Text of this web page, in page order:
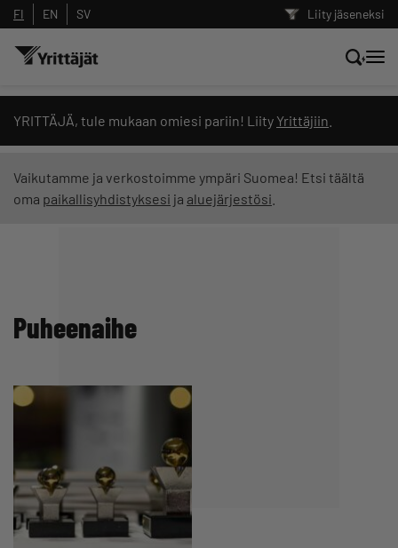
Liity jäseneksi
FI EN SV
YRITTÄJÄ, tule mukaan omiesi pariin! Liity Yrittäjiin
Vaikutamme ja verkostoimme ympäri Suomea! Etsi täältä
oma paikallisyhdistyksesi ja aluejärjestösi
Puheenaihe
Hae sivustolta tai kysy suoraan
Yrittäjien tekoälyltä